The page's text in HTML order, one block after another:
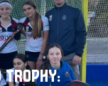
TROPHY: